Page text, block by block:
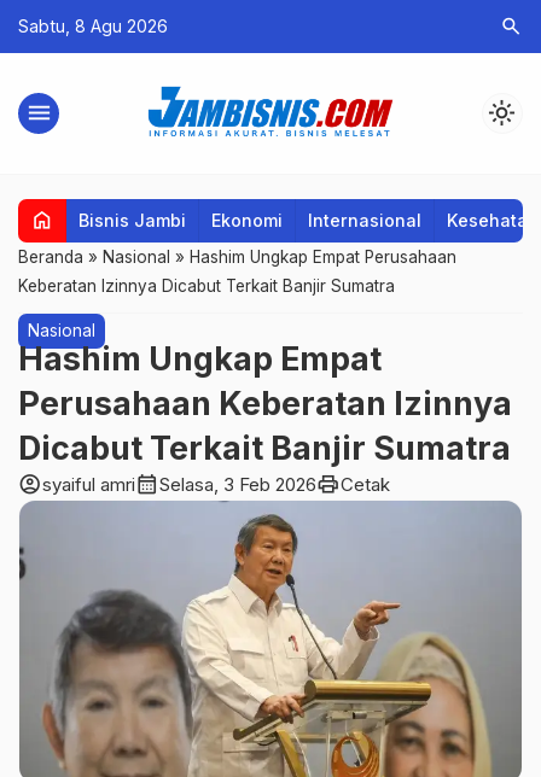
Sabtu, 8 Agu 2026 search
menu light_mode
home Bisnis Jambi Ekonomi Internasional Kesehatan
Beranda » Nasional » Hashim Ungkap Empat Perusahaan
Keberatan Izinnya Dicabut Terkait Banjir Sumatra
Nasional
Hashim Ungkap Empat
Perusahaan Keberatan Izinnya
Dicabut Terkait Banjir Sumatra
account_circlesyaiful amricalendar_monthSelasa, 3 Feb 2026printCetak